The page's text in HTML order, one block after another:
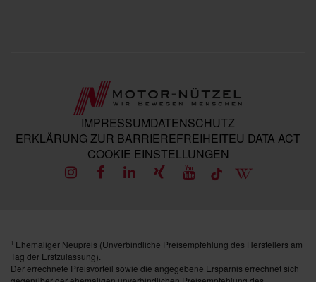
IMPRESSUMDATENSCHUTZ
ERKLÄRUNG ZUR BARRIEREFREIHEITEU DATA ACT
COOKIE EINSTELLUNGEN
1 Ehemaliger Neupreis (Unverbindliche Preisempfehlung des Herstellers am
Tag der Erstzulassung).
Der errechnete Preisvorteil sowie die angegebene Ersparnis errechnet sich